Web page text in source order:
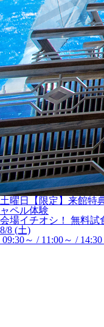
土曜日【限定】来館特
ャペル体験
会場イチオシ！
無料試
8/8 (土)
09:30～ / 11:00～ /